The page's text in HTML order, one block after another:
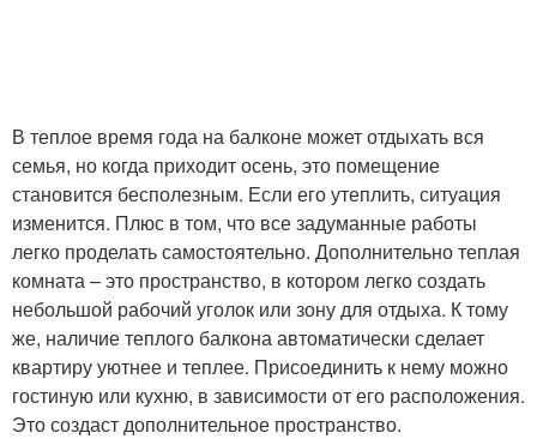
В теплое время года на балконе может отдыхать вся
семья, но когда приходит осень, это помещение
становится бесполезным. Если его утеплить, ситуация
изменится. Плюс в том, что все задуманные работы
легко проделать самостоятельно. Дополнительно теплая
комната – это пространство, в котором легко создать
небольшой рабочий уголок или зону для отдыха. К тому
же, наличие теплого балкона автоматически сделает
квартиру уютнее и теплее. Присоединить к нему можно
гостиную или кухню, в зависимости от его расположения.
Это создаст дополнительное пространство.